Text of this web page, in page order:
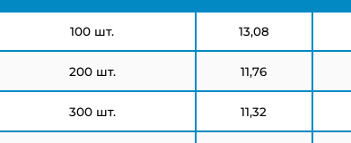
100 шт. 13,08
200 шт. 11,76
300 шт. 11,32